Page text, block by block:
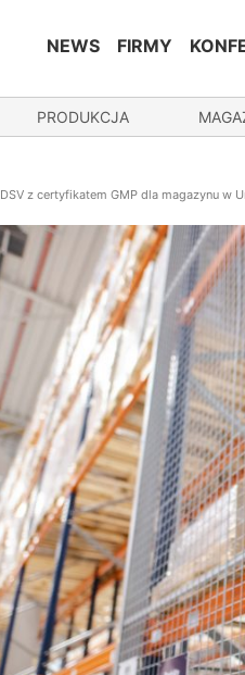
NEWS FIRMY
PRODUKCJA
DSV z certyfikatem GMP dla magazynu w